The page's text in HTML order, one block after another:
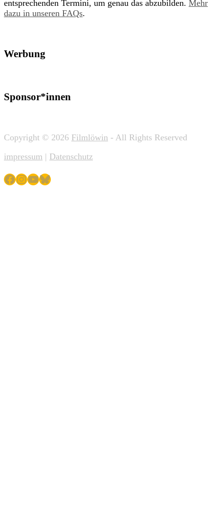
entsprechenden Termini, um genau das abzubilden. Mehr
dazu in unseren FAQs.
Werbung
Sponsor*innen
Copyright © 2026 Filmlöwin - All Rights Reserved
impressum | Datenschutz
Facebook
Instagram
YouTube
Bluesky